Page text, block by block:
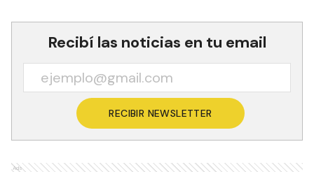
Recibí las noticias en tu email
RECIBIR NEWSLETTER
Ads